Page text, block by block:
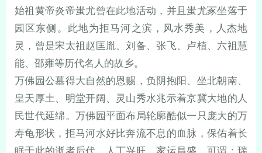
始祖黄帝炎帝蚩尤曾在此地活动，并且蚩尤冢坐落于
园区东侧。此地为拒马河之滨，风水秀美，人杰地
灵，曾是宋太祖赵匡胤、刘备、张飞、卢植、六祖慧
能、邵雍等历代名人的故乡。
万佛园公墓得大自然的恩赐，负阴抱阳、坐北朝南、
皇天厚土、明堂开阔、灵山秀水兆示着京冀大地的人
民世代延绵。万佛园平面布局轮廓酷似一只庞大的万
寿龟形状，拒马河水好比奔流不息的血脉，保佑着长